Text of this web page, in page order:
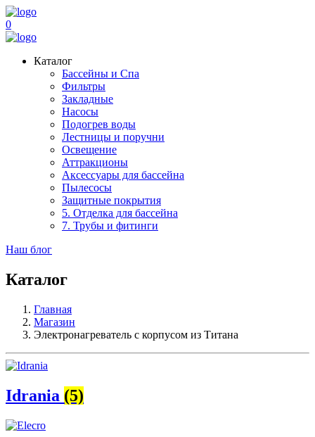
0
Каталог
Бассейны и Спа
Фильтры
Закладные
Насосы
Подогрев воды
Лестницы и поручни
Освещение
Аттракционы
Аксессуары для бассейна
Пылесосы
Защитные покрытия
5. Отделка для бассейна
7. Трубы и фитинги
Наш блог
Каталог
Главная
Магазин
Электронагреватель с корпусом из Титана
Idrania (5)